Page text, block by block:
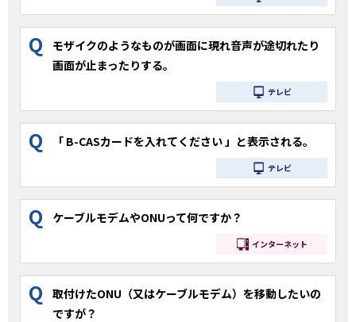
Q
モザイクのようなものが画面に現れ音声が途切れたり
画面が止まったりする。
テレビ
Q 「 B-CASカードを入れてください 」と表示される。
テレビ
Q ケーブルモデムやONUって何ですか？
インターネット
Q
取付けたONU（又はケーブルモデム）を移動したいの
ですが？